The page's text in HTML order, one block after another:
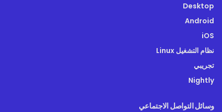
Desktop
Android
iOS
‏نظام التشغيل Linux
تجريبي
Nightly
وسائل التواصل الاجتماعي